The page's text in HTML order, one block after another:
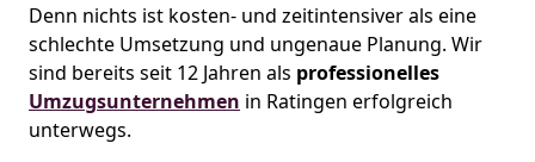
Denn nichts ist kosten- und zeitintensiver als eine
schlechte Umsetzung und ungenaue Planung. Wir
sind bereits seit 12 Jahren als professionelles
Umzugsunternehmen in Ratingen erfolgreich
unterwegs.